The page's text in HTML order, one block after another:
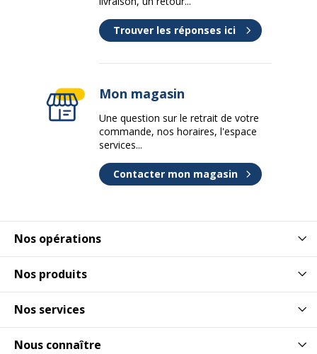
Nos opérations
Nos produits
Nos services
Nous connaître
Trouver les réponses ici
Mon magasin
Une question sur le retrait de votre
commande, nos horaires, l'espace
services...
Contacter mon magasin